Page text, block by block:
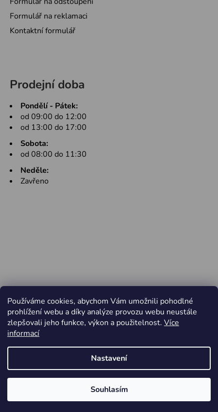
Používáme cookies, abychom Vám umožnili pohodlné
prohlížení webu a díky analýze provozu webu neustále
zlepšovali jeho funkce, výkon a použitelnost. Více
informací
Nastavení
Souhlasím
Formulář na reklamaci
Kontaktní formulář
Prodejní doba
Pondělí - Pátek:
od 09:00 do 12:00
od 13:00 do 17:00
Sobota:
od 08:00 do 11:30
Neděle:
Zavřeno
Vytvořil Shoptet
Jiří Minařík - Cyklo Rajhrad
práva vyhrazena.